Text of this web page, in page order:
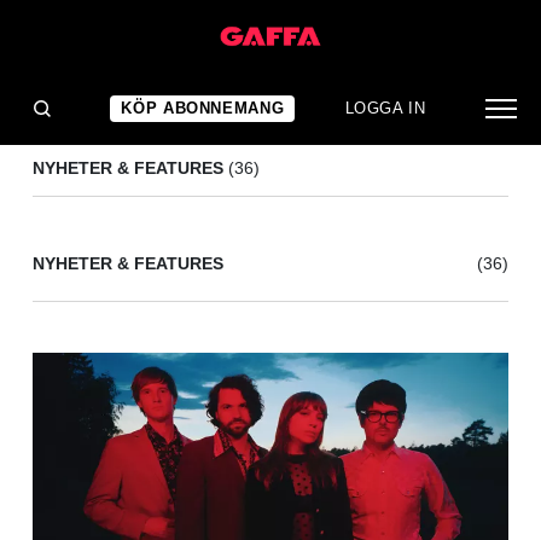
KÖP ABONNEMANG LOGGA IN
NYHETER & FEATURES (36)
NYHETER & FEATURES (36)